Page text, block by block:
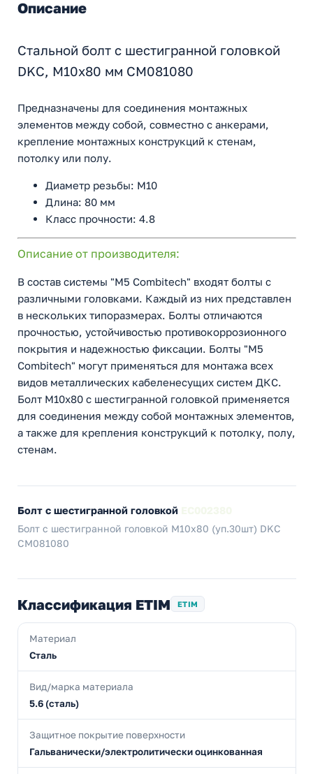
Описание
Стальной болт с шестигранной головкой
DKC, М10x80 мм CM081080
Предназначены для соединения монтажных
элементов между собой, совместно с анкерами,
крепление монтажных конструкций к стенам,
потолку или полу.
Диаметр резьбы: М10
Длина: 80 мм
Класс прочности: 4.8
Описание от производителя:
В состав системы "M5 Combitech" входят болты с
различными головками. Каждый из них представлен
в нескольких типоразмерах. Болты отличаются
прочностью, устойчивостью противокоррозионного
покрытия и надежностью фиксации. Болты "M5
Combitech" могут применяться для монтажа всех
видов металлических кабеленесущих систем ДКС.
Болт М10х80 с шестигранной головкой применяется
для соединения между собой монтажных элементов,
а также для крепления конструкций к потолку, полу,
стенам.
Болт с шестигранной головкой
Болт с шестигранной головкой М10х80 (уп.30шт) DKC
CM081080
Классификация ETIM ETIM
Материал
Сталь
Вид/марка материала
5.6 (сталь)
Защитное покрытие поверхности
Гальванически/электролитически оцинкованная